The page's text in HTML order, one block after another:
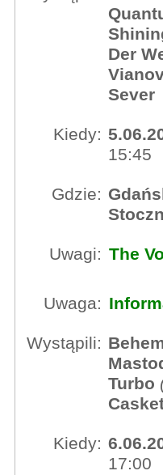
Der
Sever
Kiedy:
15:45
Gdzie:
Uwagi: The
Uwaga:
Wystąpili:
Turbo
Kiedy:
17:00